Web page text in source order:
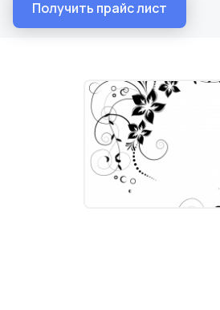
Получить прайс лист